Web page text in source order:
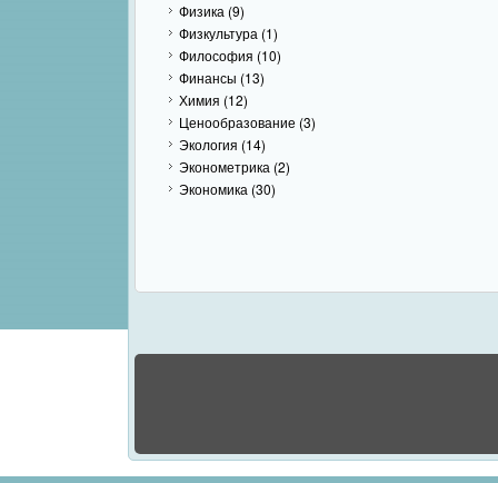
Физика (9)
Физкультура (1)
Философия (10)
Финансы (13)
Химия (12)
Ценообразование (3)
Экология (14)
Эконометрика (2)
Экономика (30)